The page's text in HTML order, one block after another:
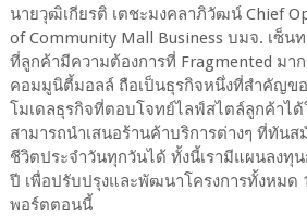
นายวุฒิเกียรติ เตชะมงคลาภิวัฒน์ Chief
of Community Mall Business บมจ. เซ็น
ที่ลูกค้ามีความต้องการที่ Fragmented มา
คอมมูนิตี้มอลล์ ถือเป็นธุรกิจหนึ่งที่สำคัญข
โมเดลธุรกิจที่ตอบโจทย์ไลฟ์สไตล์ลูกค้าได้
สามารถนำเสนอร้านค้าบริการต่างๆ ที่ทันส
ชีวิตประจำวันทุกวันได้ ทั้งนี้เรามีแผนลงทุน
ปี เพื่อปรับปรุงและพัฒนาโครงการทั้งหมด
พอร์ตตอนนี้